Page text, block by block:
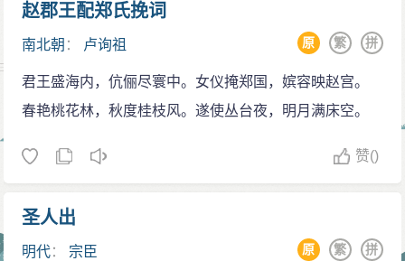
赵郡王配郑氏挽词
南北朝 ： 卢询祖 拼
繁
原
君王盛海内，伉俪尽寰中。女仪掩郑国，嫔容映赵宫。
春艳桃花林，秋度桂枝风。遂使丛台夜，明月满床空。
赞()
圣人出
明代： 宗臣 拼
繁
原